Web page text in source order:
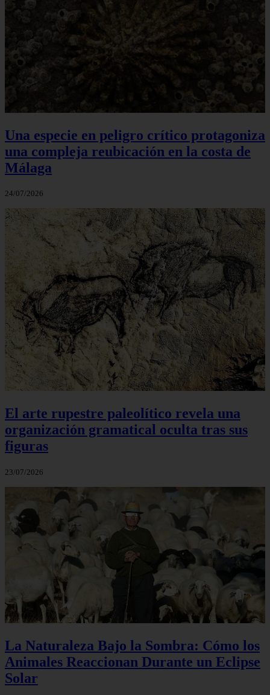
Una especie en peligro crítico protagoniza
una compleja reubicación en la costa de
Málaga
24/07/2026
El arte rupestre paleolítico revela una
organización gramatical oculta tras sus
figuras
23/07/2026
La Naturaleza Bajo la Sombra: Cómo los
Animales Reaccionan Durante un Eclipse
Solar